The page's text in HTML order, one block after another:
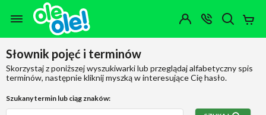
Przejdź do zawartości strony
Przejdź do wyszukiwarki
Przejdź do kategorii
Przejdź do stopki
OTWÓRZ
MENU
Moje
Konto
(0)
Słownik pojęć i terminów
Skorzystaj z poniższej wyszukiwarki lub przeglądaj alfabetyczny spis
terminów, następnie kliknij myszką w interesujące Cię hasło.
Szukany termin lub ciąg znaków: